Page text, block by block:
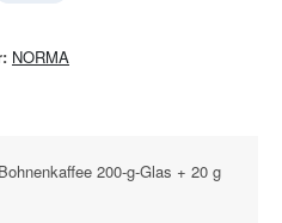
NORMA
200-g-Glas + 20 g